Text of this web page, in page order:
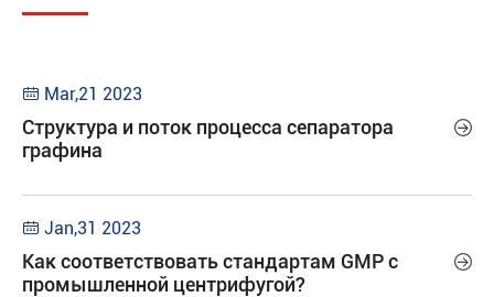
 Mar,21 2023
Структура и поток процесса сепаратора
графина

 Jan,31 2023
Как соответствовать стандартам GMP с
промышленной центрифугой?
